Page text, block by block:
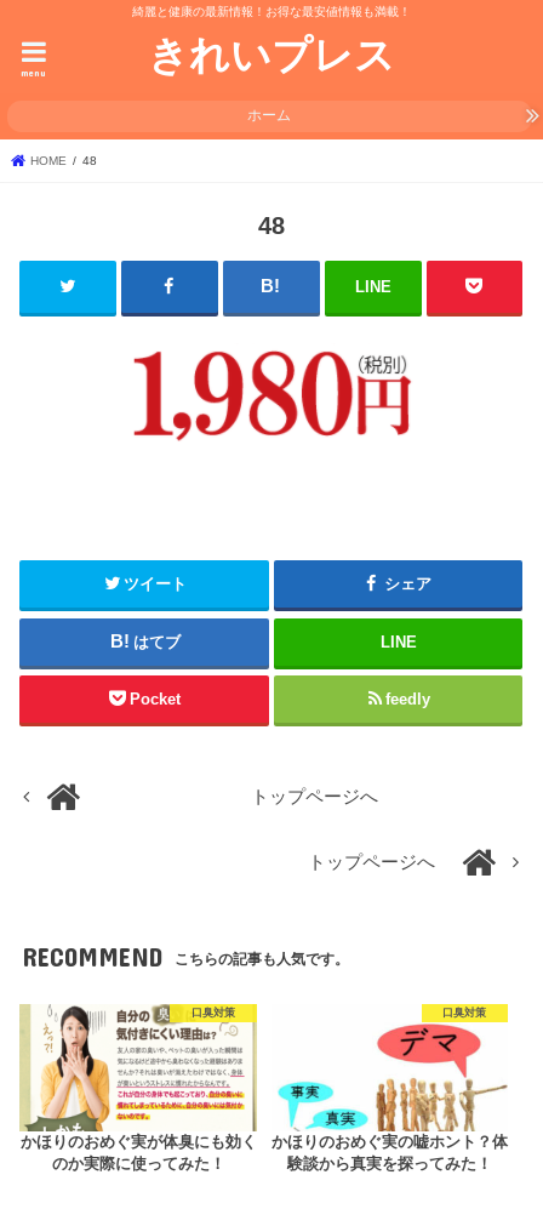
綺麗と健康の最新情報！お得な最安値情報も満載！
きれいプレス
menu
ホーム
HOME 48
48
LINE
ツイート シェア
はてブ LINE
Pocket feedly
トップページへ
トップページへ
RECOMMEND こちらの記事も人気です。
口臭対策
かほりのおめぐ実が体臭にも効く
のか実際に使ってみた！
口臭対策
かほりのおめぐ実の嘘ホント？体
験談から真実を探ってみた！